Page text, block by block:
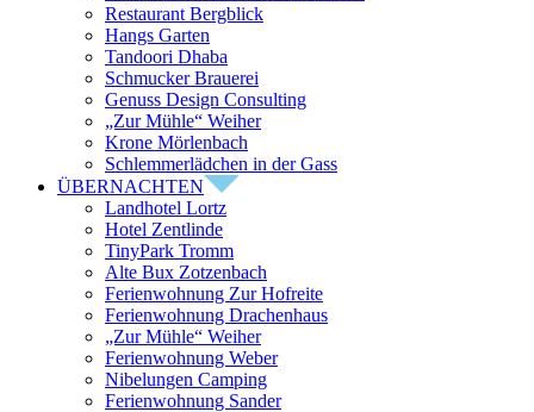
Restaurant Bergblick
Hangs Garten
Tandoori Dhaba
Schmucker Brauerei
Genuss Design Consulting
„Zur Mühle“ Weiher
Krone Mörlenbach
Schlemmerlädchen in der Gass
ÜBERNACHTEN
Landhotel Lortz
Hotel Zentlinde
TinyPark Tromm
Alte Bux Zotzenbach
Ferienwohnung Zur Hofreite
Ferienwohnung Drachenhaus
„Zur Mühle“ Weiher
Ferienwohnung Weber
Nibelungen Camping
Ferienwohnung Sander